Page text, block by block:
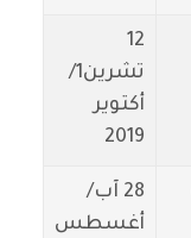
12
تشرين1/
أكتوير
2019
28 آب/
أغسطس